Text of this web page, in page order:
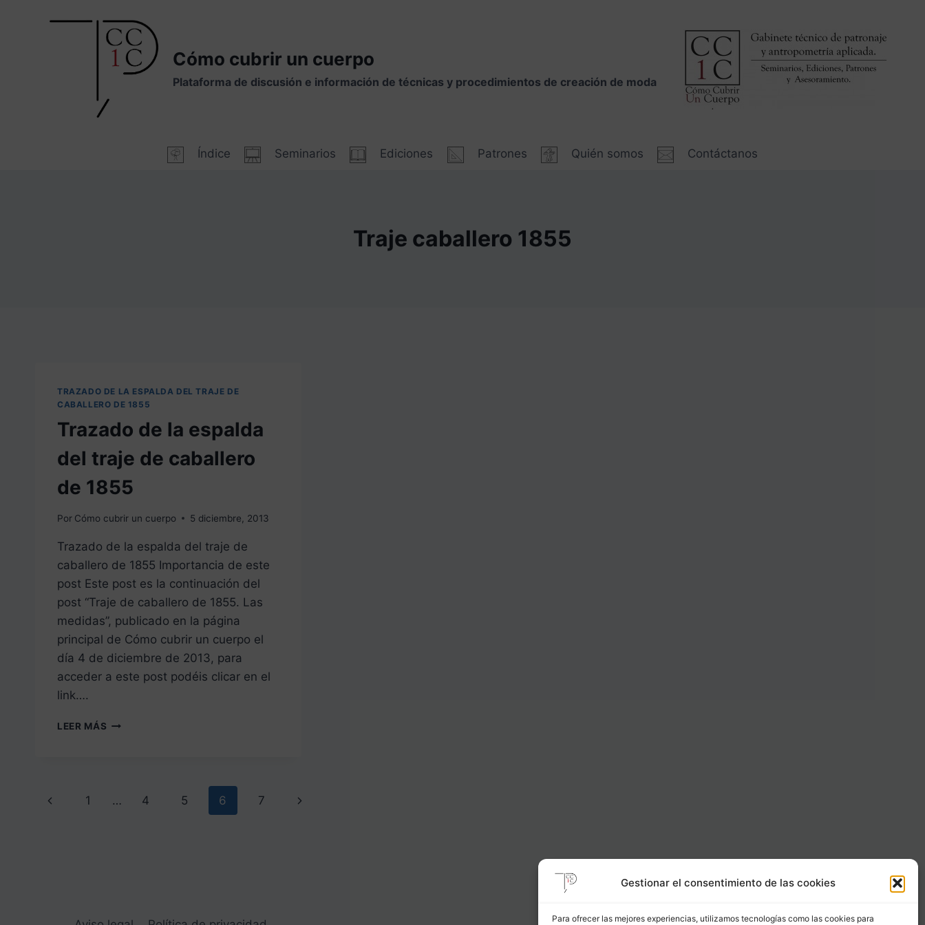
Gestionar el consentimiento de las cookies
Para ofrecer las mejores experiencias, utilizamos tecnologías como las cookies para
Cómo cubrir un cuerpo
Plataforma de discusión e información de técnicas y procedimientos de creación de moda
Índice Seminarios Ediciones Patrones Quién somos Contáctanos
Traje caballero 1855
TRAZADO DE LA ESPALDA DEL TRAJE DE
CABALLERO DE 1855
Trazado de la espalda
del traje de caballero
de 1855
Por Cómo cubrir un cuerpo 5 diciembre, 2013
Trazado de la espalda del traje de
caballero de 1855 Importancia de este
post Este post es la continuación del
post “Traje de caballero de 1855. Las
medidas”, publicado en la página
principal de Cómo cubrir un cuerpo el
día 4 de diciembre de 2013, para
acceder a este post podéis clicar en el
link….
LEER MÁS TRAZADO
Navegación
Página
1 … 4 5 6 7
Siguiente
Carrer Provença, 183